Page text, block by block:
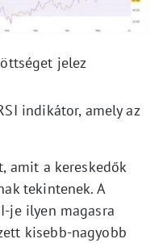
jelez
indikátor, amely az
amit a kereskedők
tekintenek. A
je ilyen magasra
kisebb-nagyobb